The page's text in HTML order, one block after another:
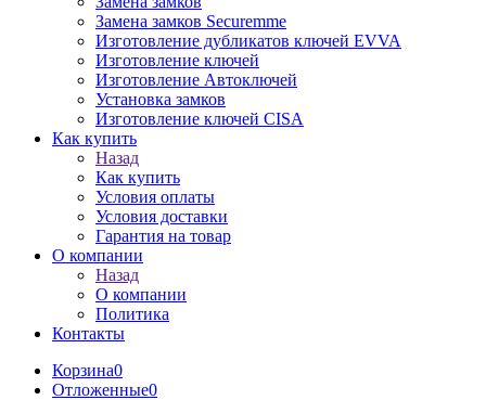
Замена замков Securemme
Изготовление дубликатов ключей EVVA
Изготовление ключей
Изготовление Автоключей
Установка замков
Изготовление ключей CISA
Как купить
Назад
Как купить
Условия оплаты
Условия доставки
Гарантия на товар
О компании
Назад
О компании
Политика
Контакты
Корзина0
Отложенные0